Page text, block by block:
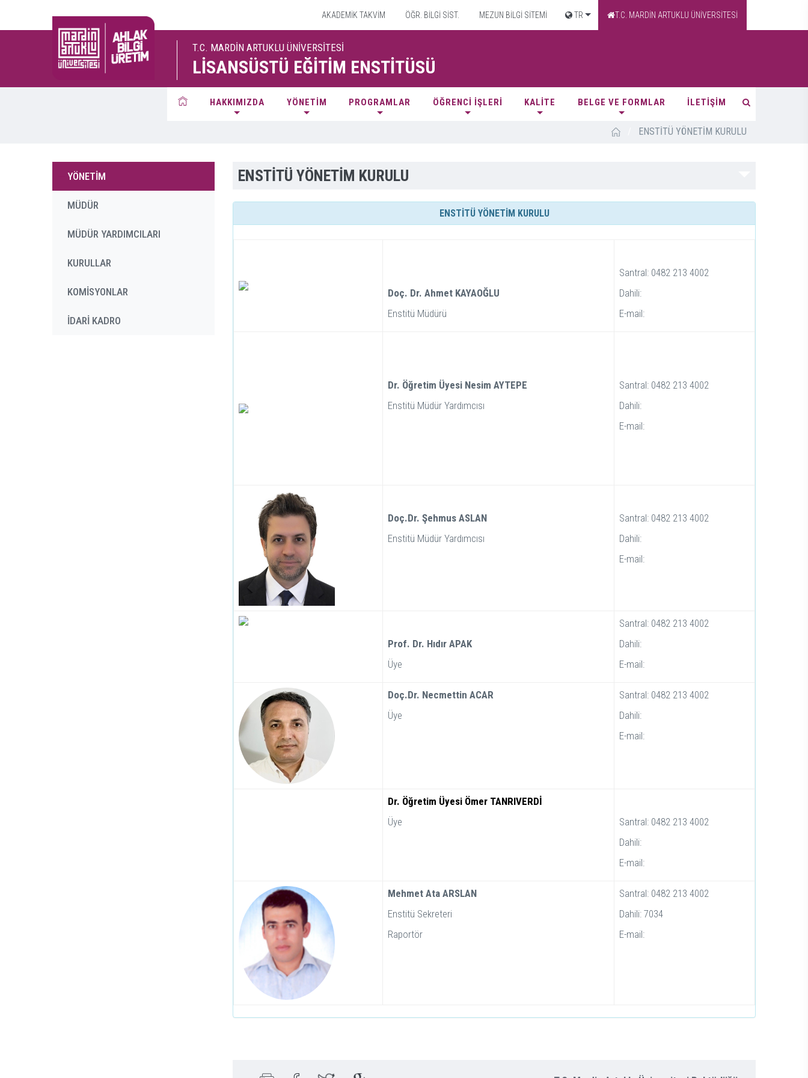
AKADEMİK TAKVİM ÖĞR. BİLGİ SİST. MEZUN BİLGİ SİTEMİ TR T.C. MARDİN ARTUKLU ÜNİVERSİTESİ
T.C. MARDİN ARTUKLU ÜNİVERSİTESİ
LİSANSÜSTÜ EĞİTİM ENSTİTÜSÜ
HAKKIMIZDA YÖNETİM PROGRAMLAR ÖĞRENCİ İŞLERİ KALİTE BELGE VE FORMLAR İLETİŞİM
ENSTİTÜ YÖNETİM KURULU
YÖNETİM
MÜDÜR
MÜDÜR YARDIMCILARI
KURULLAR
KOMİSYONLAR
İDARİ KADRO
ENSTİTÜ YÖNETİM KURULU
ENSTİTÜ YÖNETİM KURULU
Doç. Dr. Ahmet KAYAOĞLU
Enstitü Müdürü
Santral: 0482 213 4002
Dahili:
E-mail:
Dr. Öğretim Üyesi Nesim AYTEPE
Enstitü Müdür Yardımcısı
Santral: 0482 213 4002
Dahili:
E-mail:
Doç.Dr. Şehmus ASLAN
Enstitü Müdür Yardımcısı
Santral: 0482 213 4002
Dahili:
E-mail:
Prof. Dr. Hıdır APAK
Üye
Santral: 0482 213 4002
Dahili:
E-mail:
Doç.Dr. Necmettin ACAR
Üye
Santral: 0482 213 4002
Dahili:
E-mail:
Dr. Öğretim Üyesi Ömer TANRIVERDİ
Üye
Santral: 0482 213 4002
Dahili:
E-mail:
Mehmet Ata ARSLAN
Enstitü Sekreteri
Raportör
Santral: 0482 213 4002
Dahili: 7034
E-mail: